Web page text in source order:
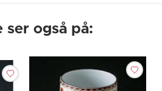
ser også på: